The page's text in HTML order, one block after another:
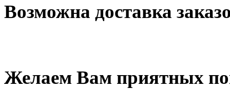
Возможна доставка
Желаем Вам приятных